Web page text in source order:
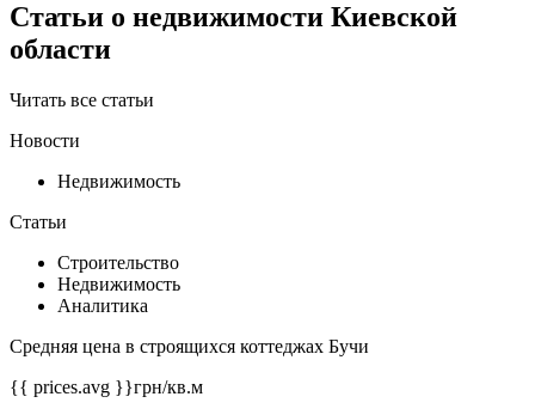
Статьи о недвижимости Киевской
области
Читать все статьи
Новости
Недвижимость
Статьи
Строительство
Недвижимость
Аналитика
Средняя цена в строящихся коттеджах Бучи
{{ prices.avg }}грн/кв.м